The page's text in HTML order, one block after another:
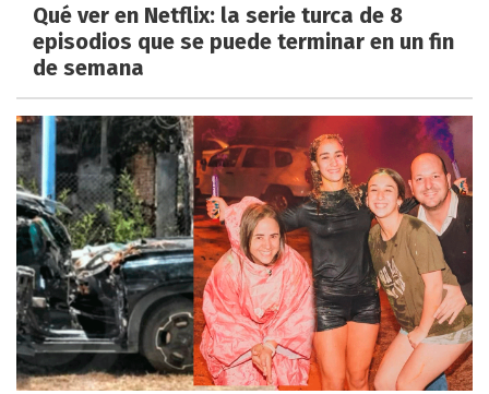
Qué ver en Netflix: la serie turca de 8
episodios que se puede terminar en un fin
de semana